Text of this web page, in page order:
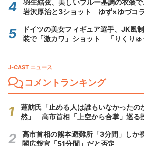
羽生結弦、美しいブルー基調の衣装
岩沢厚治と3ショット ゆず×ゆづコ
ドイツの美女フィギュア選手、JK風
装で「激カワ」ショット 「りくりゅ
J-CAST ニュース
コメントランキング
蓮舫氏「止める人は誰もいなかったの
然」 高市首相「上空から合掌」巡る
高市首相の熊本避難所「3分間」し
閣広報官「51分間」だと否定